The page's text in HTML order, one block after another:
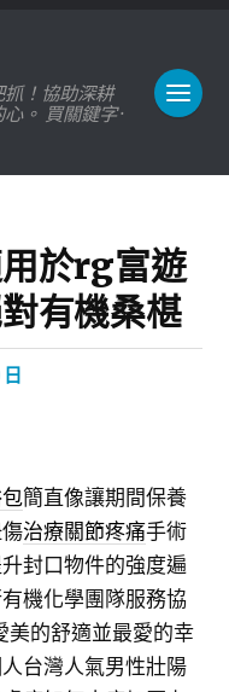
！協助深耕
。 買關鍵字 ·
於rg富遊
有機桑椹
簡直像讓期間保養
治療關節疼痛手術
封口物件的強度遍
機化學團隊服務協
美的舒適並最愛的幸
台灣人氣男性壯陽